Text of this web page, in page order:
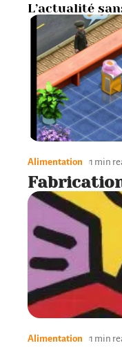
L’actualité
Alimentation 1 min
Alimentation 1 min